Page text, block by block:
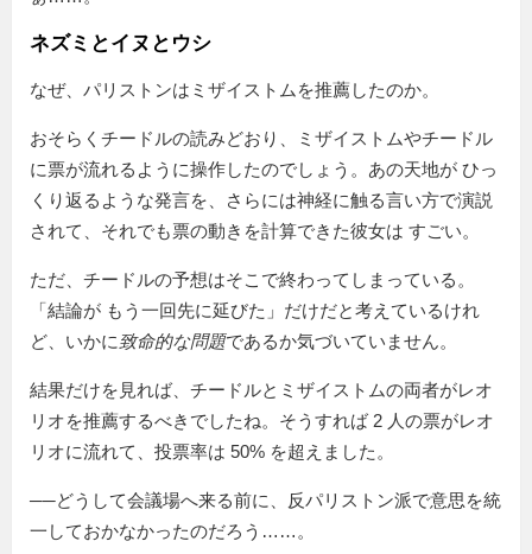
ネズミとイヌとウシ
なぜ、パリストンはミザイストムを推薦したのか。
おそらくチードルの読みどおり、ミザイストムやチードル
に票が流れるように操作したのでしょう。あの天地が ひっ
くり返るような発言を、さらには神経に触る言い方で演説
されて、それでも票の動きを計算できた彼女は すごい。
ただ、チードルの予想はそこで終わってしまっている。
結論が もう一回先に延びた
だけだと考えているけれ
ど、いかに致命的な問題であるか気づいていません。
結果だけを見れば、チードルとミザイストムの両者がレオ
リオを推薦するべきでしたね。そうすれば 2 人の票がレオ
リオに流れて、投票率は 50% を超えました。
──どうして会議場へ来る前に、反パリストン派で意思を統
一しておかなかったのだろう……。